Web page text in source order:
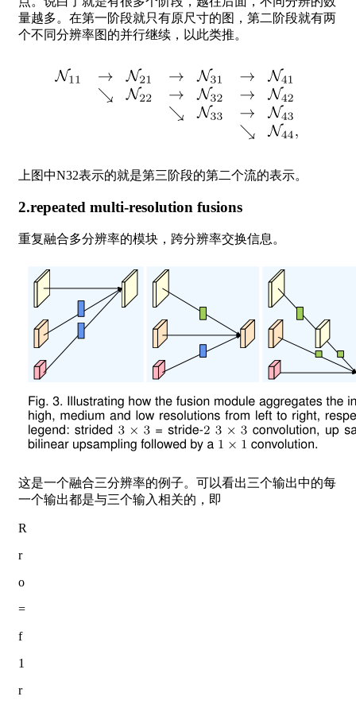
量越多。在第一阶段就只有原尺寸的图，第二阶段就有两
个不同分辨率图的并行继续，以此类推。
上图中N32表示的就是第三阶段的第二个流的表示。
2.repeated multi-resolution fusions
重复融合多分辨率的模块，跨分辨率交换信息。
这是一个融合三分辨率的例子。可以看出三个输出中的每
一个输出都是与三个输入相关的，即
R
r
o
=
f
1
r